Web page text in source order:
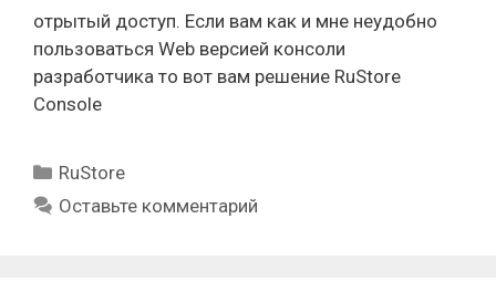
отрытый доступ. Если вам как и мне неудобно
пользоваться Web версией консоли
разработчика то вот вам решение RuStore
Console
Рубрики
RuStore
Оставьте комментарий